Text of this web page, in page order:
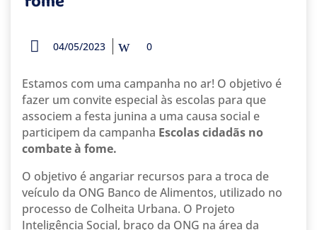
04/05/2023 0
Estamos com uma campanha no ar! O objetivo é
fazer um convite especial às escolas para que
associem a festa junina a uma causa social e
participem da campanha Escolas cidadãs no
combate à fome.
O objetivo é angariar recursos para a troca de
veículo da ONG Banco de Alimentos, utilizado no
processo de Colheita Urbana. O Projeto
Inteligência Social, braço da ONG na área da